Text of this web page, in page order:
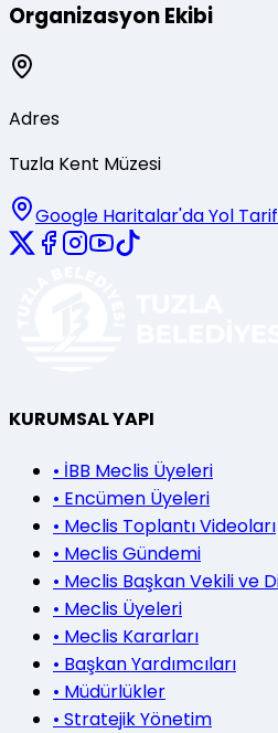
Organizasyon Ekibi
Adres
Tuzla Kent Müzesi
Google Haritalar'da Yol
KURUMSAL YAPI
• İBB Meclis Üyeleri
• Encümen Üyeleri
• Meclis Toplantı Videoları
• Meclis Gündemi
• Meclis Başkan Vekili ve
• Meclis Üyeleri
• Meclis Kararları
• Başkan Yardımcıları
• Müdürlükler
• Stratejik Yönetim